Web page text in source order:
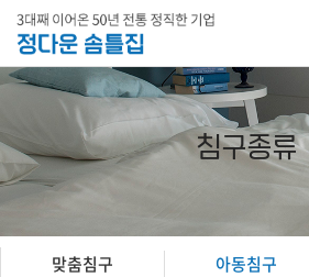
침구종류
맞춤침구 아동침구